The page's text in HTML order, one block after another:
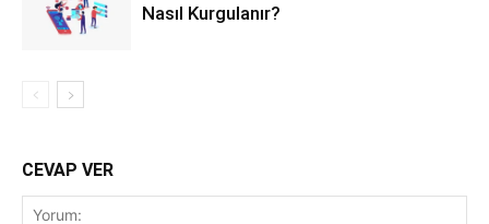
Nasıl Kurgulanır?
CEVAP VER